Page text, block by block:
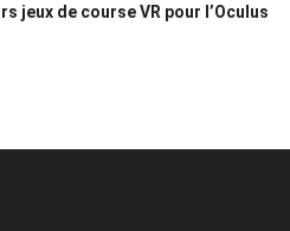
jeux de course VR pour l’Oculus